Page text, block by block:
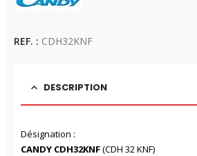
REF. : CDH32KNF
DESCRIPTION
Désignation :
CANDY CDH32KNF(CDH 32 KNF)